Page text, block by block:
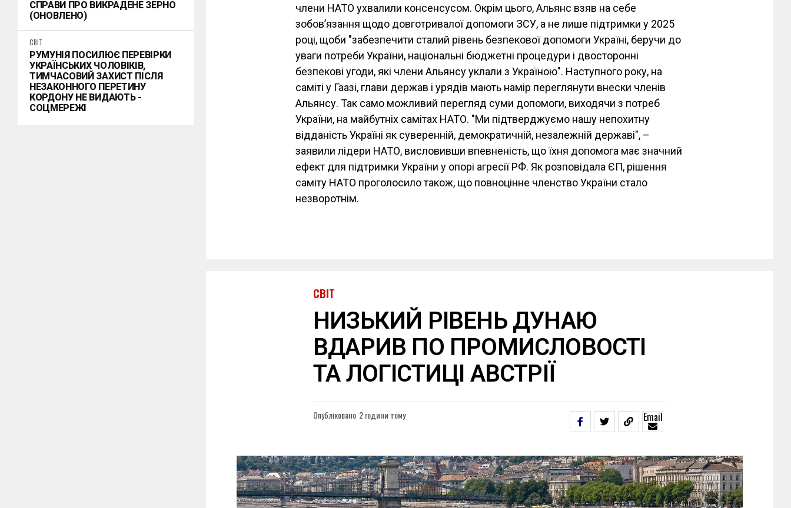
СПРАВИ ПРО ВИКРАДЕНЕ ЗЕРНО
(ОНОВЛЕНО)
СВІТ
РУМУНІЯ ПОСИЛЮЄ ПЕРЕВІРКИ
УКРАЇНСЬКИХ ЧОЛОВІКІВ,
ТИМЧАСОВИЙ ЗАХИСТ ПІСЛЯ
НЕЗАКОННОГО ПЕРЕТИНУ
КОРДОНУ НЕ ВИДАЮТЬ -
СОЦМЕРЕЖІ
члени НАТО ухвалили консенсусом. Окрім цього, Альянс взяв на себе
зобов’язання щодо довготривалої допомоги ЗСУ, а не лише підтримки у 2025
році, щоби "забезпечити сталий рівень безпекової допомоги Україні, беручи до
уваги потреби України, національні бюджетні процедури і двосторонні
безпекові угоди, які члени Альянсу уклали з Україною". Наступного року, на
саміті у Гаазі, глави держав і урядів мають намір переглянути внески членів
Альянсу. Так само можливий перегляд суми допомоги, виходячи з потреб
України, на майбутніх самітах НАТО. "Ми підтверджуємо нашу непохитну
відданість Україні як суверенній, демократичній, незалежній державі", –
заявили лідери НАТО, висловивши впевненість, що їхня допомога має значний
ефект для підтримки України у опорі агресії РФ. Як розповідала ЄП, рішення
саміту НАТО проголосило також, що повноцінне членство України стало
незворотнім.
СВІТ
НИЗЬКИЙ РІВЕНЬ ДУНАЮ
ВДАРИВ ПО ПРОМИСЛОВОСТІ
ТА ЛОГІСТИЦІ АВСТРІЇ
Опубліковано 2 години тому Email